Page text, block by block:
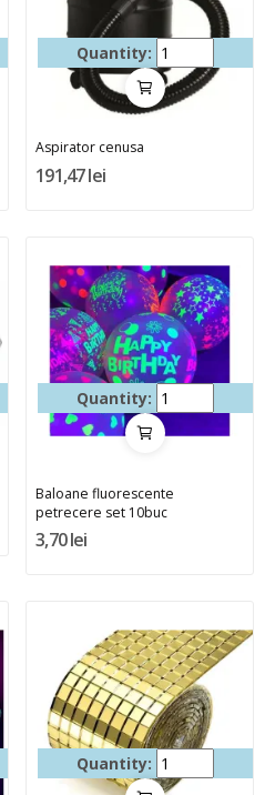
Quantity:
Aspirator cenusa
191,47 lei
Quantity:
Baloane fluorescente
petrecere set 10buc
3,70 lei
Quantity: